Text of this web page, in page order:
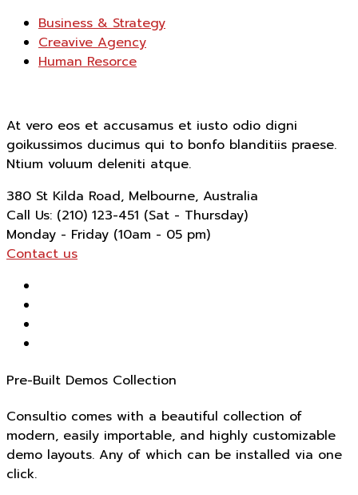
Business & Strategy
Creavive Agency
Human Resorce
At vero eos et accusamus et iusto odio digni
goikussimos ducimus qui to bonfo blanditiis praese.
Ntium voluum deleniti atque.
380 St Kilda Road, Melbourne, Australia
Call Us: (210) 123-451 (Sat - Thursday)
Monday - Friday (10am - 05 pm)
Contact us
Pre-Built Demos Collection
Consultio comes with a beautiful collection of
modern, easily importable, and highly customizable
demo layouts. Any of which can be installed via one
click.